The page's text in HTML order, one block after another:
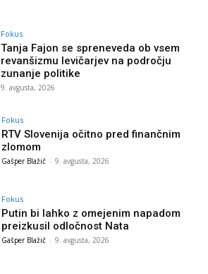
Fokus
Tanja Fajon se spreneveda ob vsem
revanšizmu levičarjev na področju
zunanje politike
9. avgusta, 2026
Fokus
RTV Slovenija očitno pred finančnim
zlomom
Gašper Blažič - 9. avgusta, 2026
Fokus
Putin bi lahko z omejenim napadom
preizkusil odločnost Nata
Gašper Blažič - 9. avgusta, 2026